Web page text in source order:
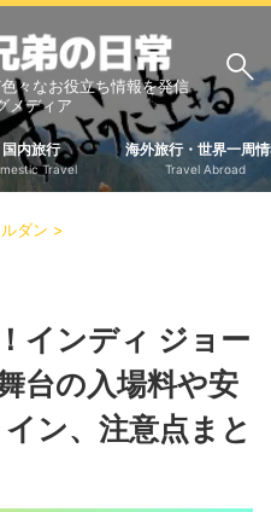
々なお役立ち情報を発信
メディア
クレジットカード
国内旅行
Travel
海外旅行・世界一周
Travel Abroad
ダン >
インディ ジョー
台の入場料や安
ン、注意点まと